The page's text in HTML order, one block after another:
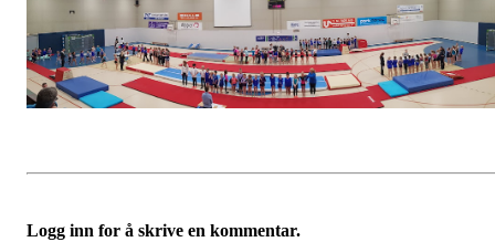
Logg inn for å skrive en kommentar.